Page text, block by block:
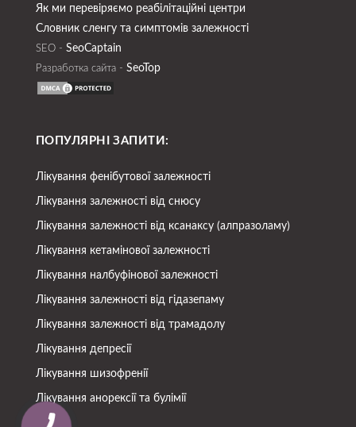
Як ми перевіряємо реабілітаційні центри
Словник сленгу та симптомів залежності
SEO - SeoСaptain
Разработка сайта - SeoTop
ПОПУЛЯРНІ ЗАПИТИ:
Лікування фенібутової залежності
Лікування залежності від снюсу
Лікування залежності від ксанаксу (алпразоламу)
Лікування кетамінової залежності
Лікування налбуфінової залежності
Лікування залежності від гідазепаму
Лікування залежності від трамадолу
Лікування депресії
Лікування шизофренії
Лікування анорексії та булімії